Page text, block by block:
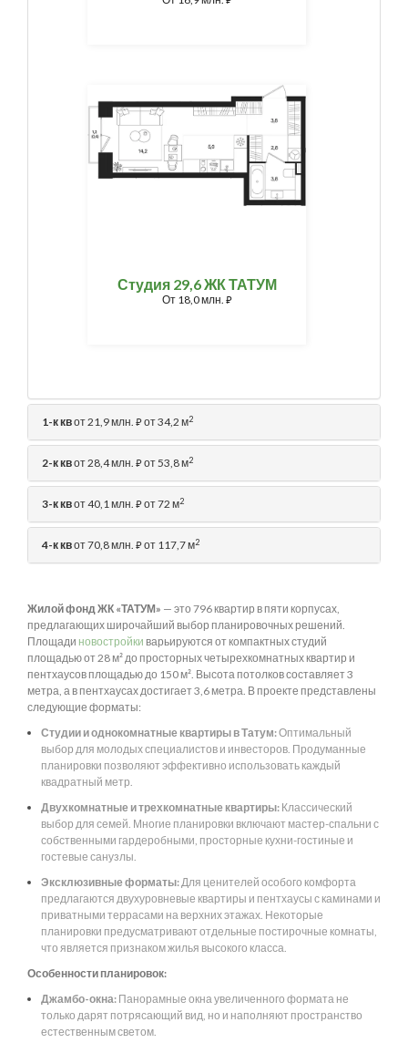
Студия 29,6 ЖК ТАТУМ
От 18,0 млн. ⃏
1-к квот 21,9 млн. ⃏от 34,2 м2
2-к квот 28,4 млн. ⃏от 53,8 м2
3-к квот 40,1 млн. ⃏от 72 м2
4-к квот 70,8 млн. ⃏от 117,7 м2
Жилой фонд ЖК «ТАТУМ» — это 796 квартир в пяти корпусах,
предлагающих широчайший выбор планировочных решений.
Площади новостройки варьируются от компактных студий
площадью от 28 м² до просторных четырехкомнатных квартир и
пентхаусов площадью до 150 м². Высота потолков составляет 3
метра, а в пентхаусах достигает 3,6 метра. В проекте представлены
следующие форматы:
Студии и однокомнатные квартиры в Татум:Оптимальный
выбор для молодых специалистов и инвесторов. Продуманные
планировки позволяют эффективно использовать каждый
квадратный метр.
Двухкомнатные и трехкомнатные квартиры: Классический
выбор для семей. Многие планировки включают мастер-спальни с
собственными гардеробными, просторные кухни-гостиные и
гостевые санузлы.
Эксклюзивные форматы:Для ценителей особого комфорта
предлагаются двухуровневые квартиры и пентхаусы с каминами и
приватными террасами на верхних этажах. Некоторые
планировки предусматривают отдельные постирочные комнаты,
что является признаком жилья высокого класса.
Особенности планировок:
Джамбо-окна: Панорамные окна увеличенного формата не
только дарят потрясающий вид, но и наполняют пространство
естественным светом.